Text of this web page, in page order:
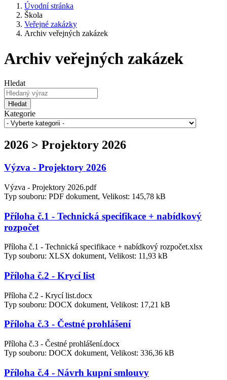
Úvodní stránka
Škola
Veřejné zakázky
Archiv veřejných zakázek
Archiv veřejných zakázek
Hledat
Hledat
Kategorie
2026 > Projektory 2026
Výzva - Projektory 2026
Výzva - Projektory 2026.pdf
Typ souboru: PDF dokument, Velikost: 145,78 kB
Příloha č.1 - Technická specifikace + nabídkový
rozpočet
Příloha č.1 - Technická specifikace + nabídkový rozpočet.xlsx
Typ souboru: XLSX dokument, Velikost: 11,93 kB
Příloha č.2 - Krycí list
Příloha č.2 - Krycí list.docx
Typ souboru: DOCX dokument, Velikost: 17,21 kB
Příloha č.3 - Čestné prohlášení
Příloha č.3 - Čestné prohlášení.docx
Typ souboru: DOCX dokument, Velikost: 336,36 kB
Příloha č.4 - Návrh kupní smlouvy